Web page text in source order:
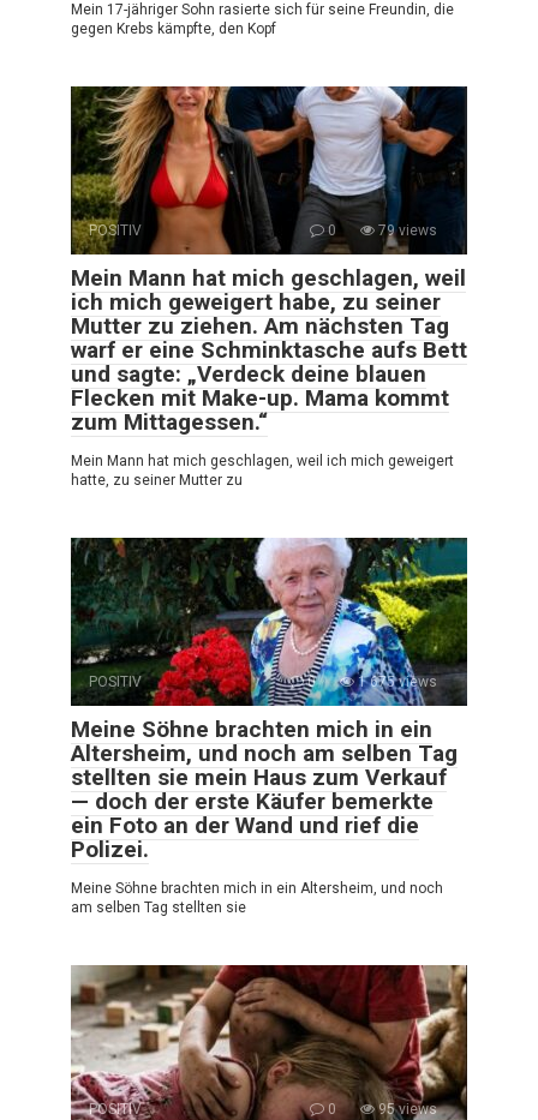
Mein 17-jähriger Sohn rasierte sich für seine Freundin, die
gegen Krebs kämpfte, den Kopf
POSITIV 0 79 views
Mein Mann hat mich geschlagen, weil
ich mich geweigert habe, zu seiner
Mutter zu ziehen. Am nächsten Tag
warf er eine Schminktasche aufs Bett
und sagte: „Verdeck deine blauen
Flecken mit Make-up. Mama kommt
zum Mittagessen.“
Mein Mann hat mich geschlagen, weil ich mich geweigert
hatte, zu seiner Mutter zu
POSITIV 0 1 675 views
Meine Söhne brachten mich in ein
Altersheim, und noch am selben Tag
stellten sie mein Haus zum Verkauf
— doch der erste Käufer bemerkte
ein Foto an der Wand und rief die
Polizei.
Meine Söhne brachten mich in ein Altersheim, und noch
am selben Tag stellten sie
POSITIV 0 95 views